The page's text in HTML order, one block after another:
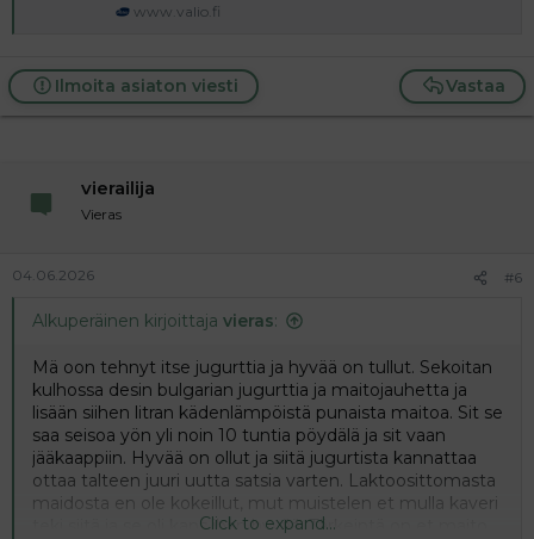
www.valio.fi
Vastaa
Ilmoita asiaton viesti
vierailija
Vieras
04.06.2026 #6
Alkuperäinen kirjoittaja vieras:
Mä oon tehnyt itse jugurttia ja hyvää on tullut. Sekoitan
kulhossa desin bulgarian jugurttia ja maitojauhetta ja
lisään siihen litran kädenlämpöistä punaista maitoa. Sit se
saa seisoa yön yli noin 10 tuntia pöydälä ja sit vaan
jääkaappiin. Hyvää on ollut ja siitä jugurtista kannattaa
ottaa talteen juuri uutta satsia varten. Laktoosittomasta
maidosta en ole kokeillut, mut muistelen et mulla kaveri
teki siitä ja se oli kans ihan hyvää. Tärkeintä on et maito
Click to expand...